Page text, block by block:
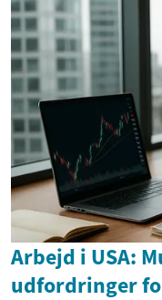
Arbejd i USA:
udfordringer